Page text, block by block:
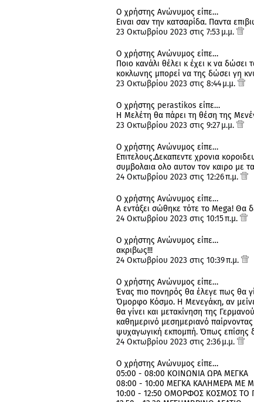
Ο χρήστης Ανώνυμος είπε…
Ειναι σαν την κατσαρίδα. Παντα
23 Οκτωβρίου 2023 στις 7:53 μ.μ.
Ο χρήστης Ανώνυμος είπε…
Ποιο κανάλι θέλει κ έχει κ να
κοκλωνης μπορεί να της δώσει γη
23 Οκτωβρίου 2023 στις 8:44 μ.μ.
Ο χρήστης perastikos είπε…
Η Μελέτη θα πάρει τη θέση της
23 Οκτωβρίου 2023 στις 9:27 μ.μ.
Ο χρήστης Ανώνυμος είπε…
Επιτελους.Δεκαπεντε χρονια
συμβολαια ολο αυτον τον καιρο με
24 Οκτωβρίου 2023 στις 12:26 π.μ.
Ο χρήστης Ανώνυμος είπε…
Α εντάξει σώθηκε τότε το Mega! Θα
24 Οκτωβρίου 2023 στις 10:15 π.μ.
Ο χρήστης Ανώνυμος είπε…
ακριβως!!!
24 Οκτωβρίου 2023 στις 10:39 π.μ.
Ο χρήστης Ανώνυμος είπε…
Ένας πιο πονηρός θα έλεγε πως θα
Όμορφο Κόσμο. Η Μενεγάκη, αν
θα γίνει και μετακίνηση της
καθημερινό μεσημεριανό
ψυχαγωγική εκπομπή. Όπως επίσης
24 Οκτωβρίου 2023 στις 2:36 μ.μ.
Ο χρήστης Ανώνυμος είπε…
05:00 - 08:00 ΚΟΙΝΩΝΙΑ ΩΡΑ ΜΕΓΚΑ
08:00 - 10:00 ΜΕΓΚΑ ΚΑΛΗΜΕΡΑ ΜΕ
10:00 - 12:50 ΟΜΟΡΦΟΣ ΚΟΣΜΟΣ ΤΟ